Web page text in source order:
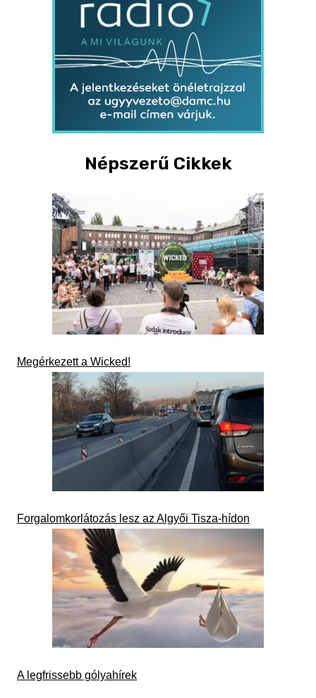
Népszerű Cikkek
Megérkezett a Wicked!
Forgalomkorlátozás lesz az Algyői Tisza-hídon
A legfrissebb gólyahírek